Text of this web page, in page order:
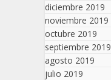
diciembre 2019
noviembre 2019
octubre 2019
septiembre 2019
agosto 2019
julio 2019